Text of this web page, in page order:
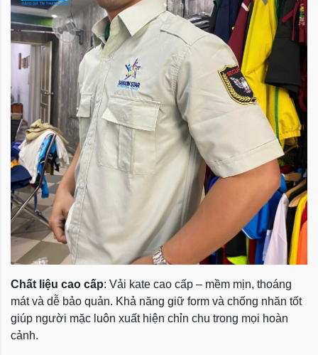
Chất liệu cao cấp: Vải kate cao cấp – mềm mịn, thoáng
mát và dễ bảo quản. Khả năng giữ form và chống nhăn tốt
giúp người mặc luôn xuất hiện chỉn chu trong mọi hoàn
cảnh.